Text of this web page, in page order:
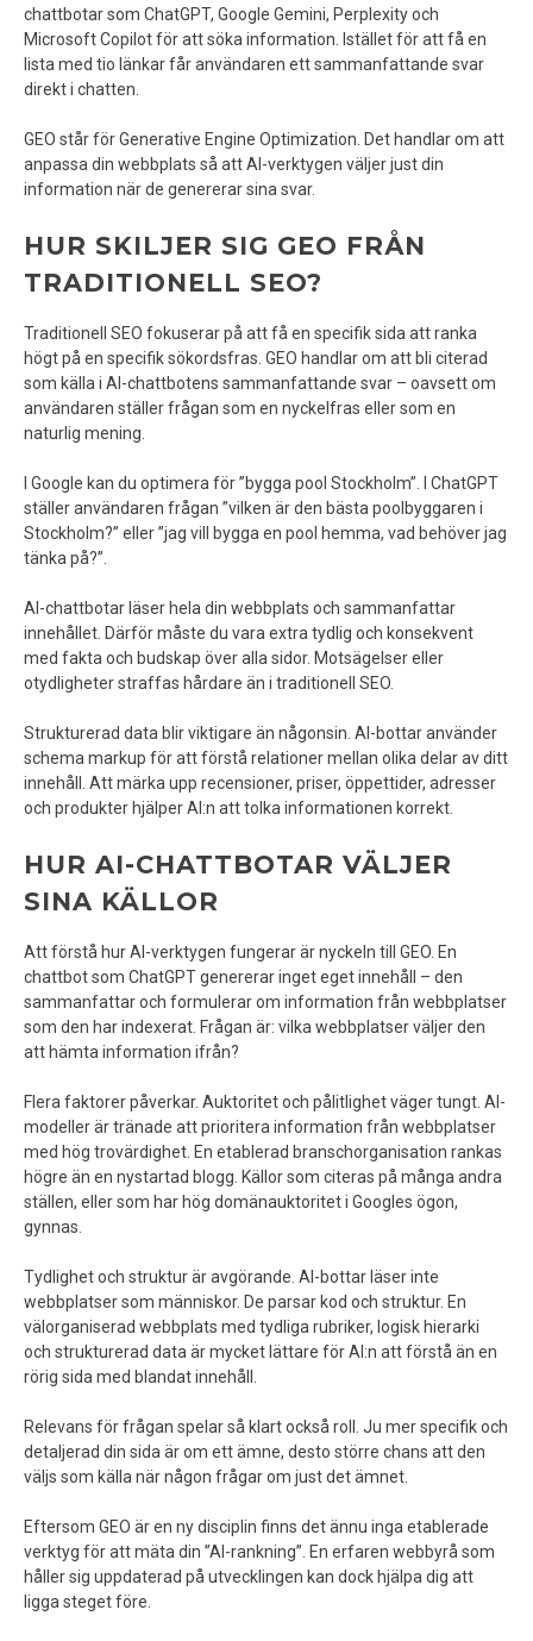
chattbotar som ChatGPT, Google Gemini, Perplexity och
Microsoft Copilot för att söka information. Istället för att få en
lista med tio länkar får användaren ett sammanfattande svar
direkt i chatten.
GEO står för Generative Engine Optimization. Det handlar om att
anpassa din webbplats så att AI-verktygen väljer just din
information när de genererar sina svar.
HUR SKILJER SIG GEO FRÅN
TRADITIONELL SEO?
Traditionell SEO fokuserar på att få en specifik sida att ranka
högt på en specifik sökordsfras. GEO handlar om att bli citerad
som källa i AI-chattbotens sammanfattande svar – oavsett om
användaren ställer frågan som en nyckelfras eller som en
naturlig mening.
I Google kan du optimera för ”bygga pool Stockholm”. I ChatGPT
ställer användaren frågan ”vilken är den bästa poolbyggaren i
Stockholm?” eller ”jag vill bygga en pool hemma, vad behöver jag
tänka på?”.
AI-chattbotar läser hela din webbplats och sammanfattar
innehållet. Därför måste du vara extra tydlig och konsekvent
med fakta och budskap över alla sidor. Motsägelser eller
otydligheter straffas hårdare än i traditionell SEO.
Strukturerad data blir viktigare än någonsin. AI-bottar använder
schema markup för att förstå relationer mellan olika delar av ditt
innehåll. Att märka upp recensioner, priser, öppettider, adresser
och produkter hjälper AI:n att tolka informationen korrekt.
HUR AI-CHATTBOTAR VÄLJER
SINA KÄLLOR
Att förstå hur AI-verktygen fungerar är nyckeln till GEO. En
chattbot som ChatGPT genererar inget eget innehåll – den
sammanfattar och formulerar om information från webbplatser
som den har indexerat. Frågan är: vilka webbplatser väljer den
att hämta information ifrån?
Flera faktorer påverkar. Auktoritet och pålitlighet väger tungt. AI-
modeller är tränade att prioritera information från webbplatser
med hög trovärdighet. En etablerad branschorganisation rankas
högre än en nystartad blogg. Källor som citeras på många andra
ställen, eller som har hög domänauktoritet i Googles ögon,
gynnas.
Tydlighet och struktur är avgörande. AI-bottar läser inte
webbplatser som människor. De parsar kod och struktur. En
välorganiserad webbplats med tydliga rubriker, logisk hierarki
och strukturerad data är mycket lättare för AI:n att förstå än en
rörig sida med blandat innehåll.
Relevans för frågan spelar så klart också roll. Ju mer specifik och
detaljerad din sida är om ett ämne, desto större chans att den
väljs som källa när någon frågar om just det ämnet.
Eftersom GEO är en ny disciplin finns det ännu inga etablerade
verktyg för att mäta din ”AI-rankning”. En erfaren webbyrå som
håller sig uppdaterad på utvecklingen kan dock hjälpa dig att
ligga steget före.